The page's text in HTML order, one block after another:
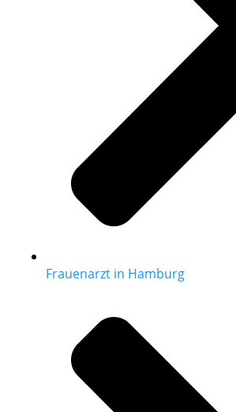
Frauenarzt in Hamburg